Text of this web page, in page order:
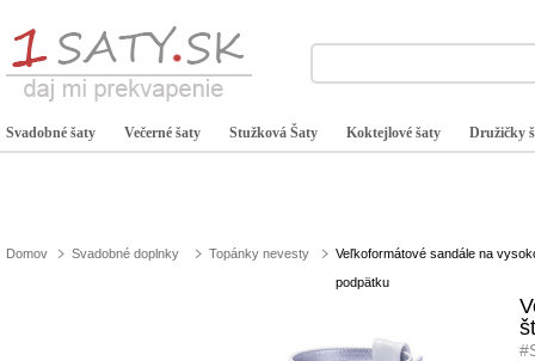
Svadobné šaty Večerné šaty Stužková Šaty Koktejlové šaty Družičky
Domov Svadobné doplnky Topánky nevesty
Veľkoformátové sandále na
podpätku